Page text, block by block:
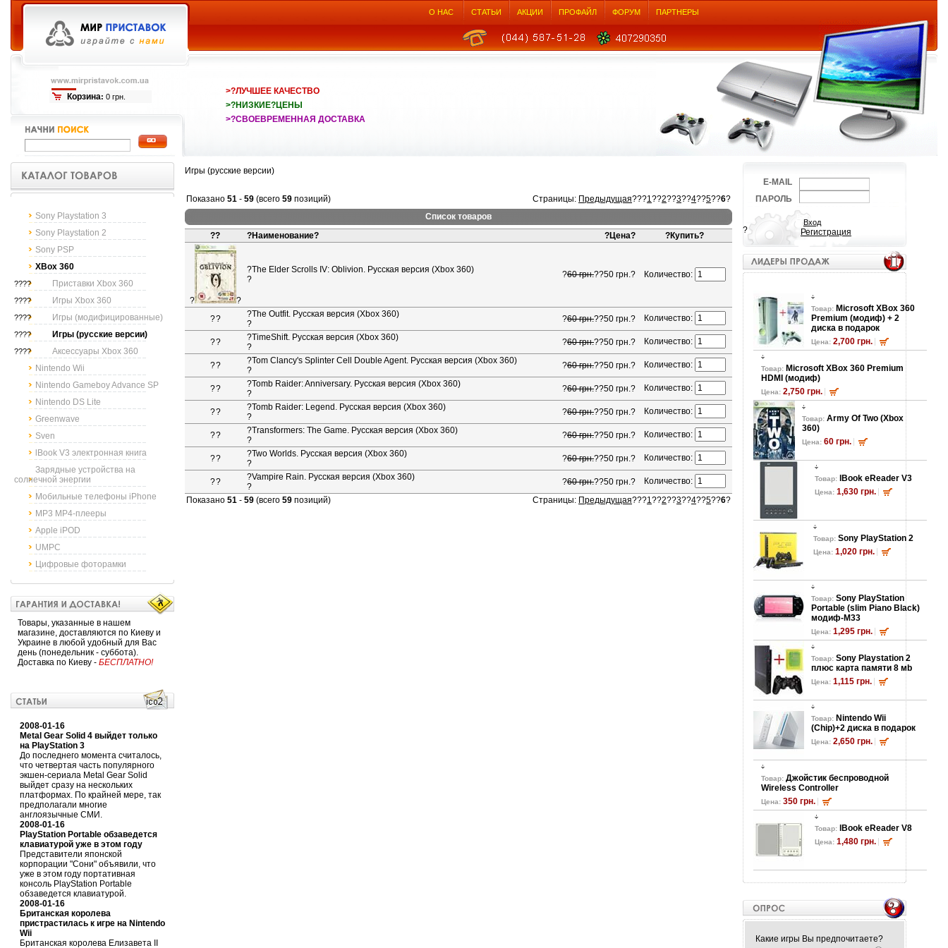
Корзина: 0 грн.
О НАС СТАТЬИ АКЦИИ ПРОФАЙЛ ФОРУМ ПАРТНЕРЫ
>?ЛУЧШЕЕ КАЧЕСТВО
>?НИЗКИЕ?ЦЕНЫ
>?СВОЕВРЕМЕННАЯ ДОСТАВКА
Sony Playstation 3
Sony Playstation 2
Sony PSP
XBox 360
???? Приставки Xbox 360
???? Игры Xbox 360
???? Игры (модифицированные)
???? Игры (русские версии)
????
Аксессуары Xbox 360
Nintendo Wii
Nintendo Gameboy Advance SP
Nintendo DS Lite
Greenwave
Sven
lBook V3 электронная книга
Зарядные устройства на
солнечной энергии
Мобильные телефоны iPhone
MP3 MP4-плееры
Apple iPOD
UMPC
Цифровые фоторамки
Товары, указанные в нашем
магазине, доставляются по Киеву и
Украине в любой удобный для Вас
день (понедельник - суббота).
Доставка по Киеву - БЕСПЛАТНО!
2008-01-16
Metal Gear Solid 4 выйдет только
на PlayStation 3
До последнего момента считалось,
что четвертая часть популярного
экшен-сериала Metal Gear Solid
выйдет сразу на нескольких
платформах. По крайней мере, так
предполагали многие
англоязычные СМИ.
2008-01-16
PlayStation Portable обзаведется
клавиатурой уже в этом году
Представители японской
корпорации "Сони" объявили, что
уже в этом году портативная
консоль PlayStation Portable
обзаведется клавиатурой.
2008-01-16
Британская королева
пристрастилась к игре на Nintendo
Wii
Британская королева Елизавета II
Игры (русские версии)
Показано 51 - 59 (всего 59 позиций) Страницы: Предыдущая???1??2??3??4??5??6?
Список товаров
??
?Наименование? ?Цена? ?Купить?
? ?
?The Elder Scrolls IV: Oblivion. Русская версия (Xbox 360)
?
?60 грн.??50 грн.? Количество:
?? ?The Outfit. Русская версия (Xbox 360)
?
?60 грн.??50 грн.? Количество:
?? ?TimeShift. Русская версия (Xbox 360)
?
?60 грн.??50 грн.? Количество:
?? ?Tom Clancy's Splinter Cell Double Agent. Русская версия (Xbox 360)
?
?60 грн.??50 грн.? Количество:
?? ?Tomb Raider: Anniversary. Русская версия (Xbox 360)
?
?60 грн.??50 грн.? Количество:
?? ?Tomb Raider: Legend. Русская версия (Xbox 360)
?
?60 грн.??50 грн.? Количество:
?? ?Transformers: The Game. Русская версия (Xbox 360)
?
?60 грн.??50 грн.? Количество:
?? ?Two Worlds. Русская версия (Xbox 360)
?
?60 грн.??50 грн.? Количество:
?? ?Vampire Rain. Русская версия (Xbox 360)
?
?60 грн.??50 грн.?
Количество:
Показано 51 - 59 (всего 59 позиций) Страницы: Предыдущая???1??2??3??4??5??6?
E-MAIL
ПАРОЛЬ
? Регистрация
Товар: Microsoft XBox 360
Premium (модиф) + 2
диска в подарок
Цена: 2,700 грн.
Товар: Microsoft XBox 360 Premium
HDMI (модиф)
Цена: 2,750 грн.
Товар: Army Of Two (Xbox
360)
Цена: 60 грн.
Товар: lBook eReader V3
Цена: 1,630 грн.
Товар: Sony PlayStation 2
Цена: 1,020 грн.
Товар: Sony PlayStation
Portable (slim Piano Black)
модиф-M33
Цена: 1,295 грн.
Товар: Sony Playstation 2
плюс карта памяти 8 мb
Цена: 1,115 грн.
Товар: Nintendo Wii
(Chip)+2 диска в подарок
Цена: 2,650 грн.
Товар: Джойстик беспроводной
Wireless Controller
Цена: 350 грн.
Товар: lBook eReader V8
Цена: 1,480 грн.
Какие игры Вы предпочитаете?